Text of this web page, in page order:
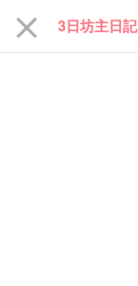
close 3日坊主日記